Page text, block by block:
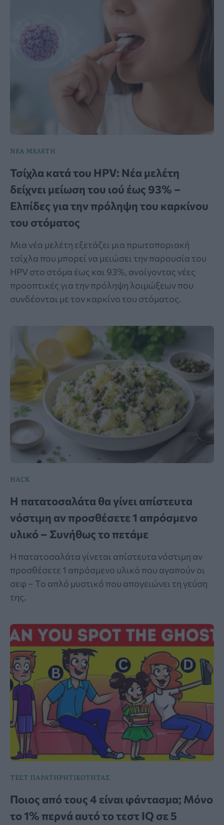
ΝΕΑ ΜΕΛΕΤΗ
Τσίχλα κατά του HPV: Νέα μελέτη
δείχνει μείωση του ιού έως 93% –
Ελπίδες για την πρόληψη του καρκίνου
του στόματος
Μια νέα μελέτη εξετάζει μια πρωτοποριακή
τσίχλα που μπορεί να μειώσει την παρουσία του
HPV στο στόμα έως και 93%, ανοίγοντας νέες
προοπτικές για την πρόληψη λοιμώξεων που
συνδέονται με τον καρκίνο του στόματος.
HACK
Η πατατοσαλάτα θα γίνει απίστευτα
νόστιμη αν προσθέσετε 1 απρόσμενο
υλικό – Συνήθως το πετάμε
Η πατατοσαλάτα γίνεται απίστευτα νόστιμη αν
προσθέσετε 1 απρόσμενο υλικό που αγαπούν οι
σεφ – Το απλό μυστικό που απογειώνει τη γεύση
της.
ΤΕΣΤ ΠΑΡΑΤΗΡΗΤΙΚΟΤΗΤΑΣ
Ποιος από τους 4 είναι φάντασμα; Μόνο
το 1% περνά αυτό το τεστ IQ σε 5